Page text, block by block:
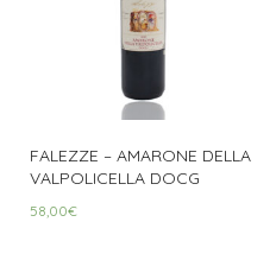
FALEZZE – AMARONE DELLA
VALPOLICELLA DOCG
58,00€